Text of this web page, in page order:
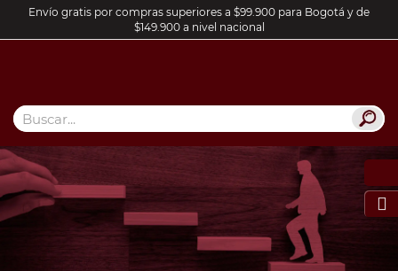
Envío gratis por compras superiores a $99.900 para Bogotá y de
$149.900 a nivel nacional
